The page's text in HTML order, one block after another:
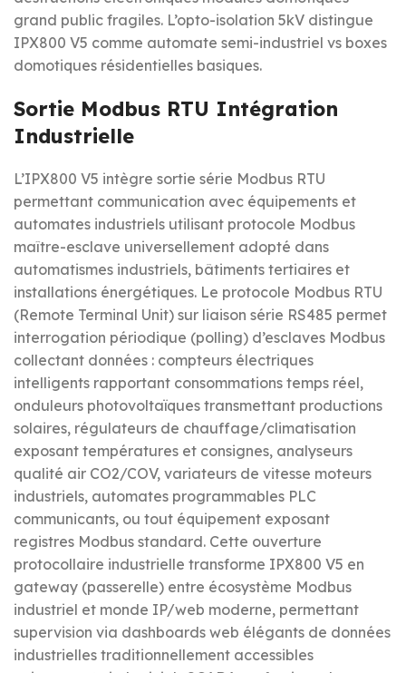
grand public fragiles. L’opto-isolation 5kV distingue
IPX800 V5 comme automate semi-industriel vs boxes
domotiques résidentielles basiques.
Sortie Modbus RTU Intégration
Industrielle
L’IPX800 V5 intègre sortie série Modbus RTU
permettant communication avec équipements et
automates industriels utilisant protocole Modbus
maître-esclave universellement adopté dans
automatismes industriels, bâtiments tertiaires et
installations énergétiques. Le protocole Modbus RTU
(Remote Terminal Unit) sur liaison série RS485 permet
interrogation périodique (polling) d’esclaves Modbus
collectant données : compteurs électriques
intelligents rapportant consommations temps réel,
onduleurs photovoltaïques transmettant productions
solaires, régulateurs de chauffage/climatisation
exposant températures et consignes, analyseurs
qualité air CO2/COV, variateurs de vitesse moteurs
industriels, automates programmables PLC
communicants, ou tout équipement exposant
registres Modbus standard. Cette ouverture
protocollaire industrielle transforme IPX800 V5 en
gateway (passerelle) entre écosystème Modbus
industriel et monde IP/web moderne, permettant
supervision via dashboards web élégants de données
industrielles traditionnellement accessibles